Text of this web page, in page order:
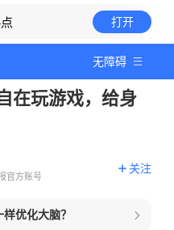
打开
无障碍
在玩游戏，给身
官方账号
关注
优化大脑？